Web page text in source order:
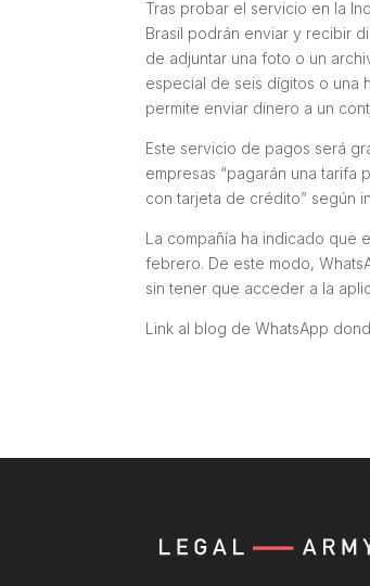
Tras probar el servicio en la
Brasil podrán enviar y recibir
de adjuntar una foto o un
especial de seis dígitos o una
permite enviar dinero a un
Este servicio de pagos será
empresas “pagarán una tarifa
con tarjeta de crédito” según
La compañía ha indicado que
febrero. De este modo,
sin tener que acceder a la
Link al blog de WhatsApp